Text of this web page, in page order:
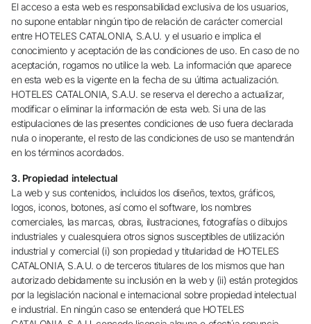
¿Aún no tienes cuenta?
Crear una cuenta
Disfruta los beneficios de formar parte de
Mejor precio garantizado
Cancelación gratuita
Gana dinero con tus reservas
Upgrade gratuito
El acceso a esta web es responsabilidad exclusiva de los usuarios,
no supone entablar ningún tipo de relación de carácter comercial
entre HOTELES CATALONIA, S.A.U. y el usuario e implica el
conocimiento y aceptación de las condiciones de uso. En caso de no
aceptación, rogamos no utilice la web. La información que aparece
en esta web es la vigente en la fecha de su última actualización.
HOTELES CATALONIA, S.A.U. se reserva el derecho a actualizar,
modificar o eliminar la información de esta web. Si una de las
estipulaciones de las presentes condiciones de uso fuera declarada
nula o inoperante, el resto de las condiciones de uso se mantendrán
en los términos acordados.
3. Propiedad intelectual
La web y sus contenidos, incluidos los diseños, textos, gráficos,
logos, iconos, botones, así como el software, los nombres
comerciales, las marcas, obras, ilustraciones, fotografías o dibujos
industriales y cualesquiera otros signos susceptibles de utilización
industrial y comercial (i) son propiedad y titularidad de HOTELES
CATALONIA, S.A.U. o de terceros titulares de los mismos que han
autorizado debidamente su inclusión en la web y (ii) están protegidos
por la legislación nacional e internacional sobre propiedad intelectual
e industrial. En ningún caso se entenderá que HOTELES